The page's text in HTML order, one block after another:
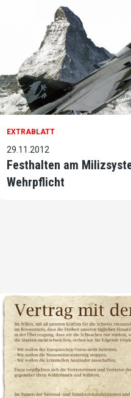
EXTRABLATT
29.11.2012
Festhalten am
Wehrpflicht